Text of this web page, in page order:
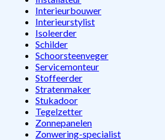
Interieurbouwer
Interieurstylist
Isoleerder
Schilder
Schoorsteenveger
Servicemonteur
Stoffeerder
Stratenmaker
Stukadoor
Tegelzetter
Zonnepanelen
Zonwering-specialist